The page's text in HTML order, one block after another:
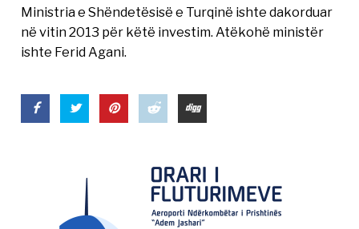
Ministria e Shëndetësisë e Turqinë ishte dakorduar
në vitin 2013 për këtë investim. Atëkohë ministër
ishte Ferid Agani.